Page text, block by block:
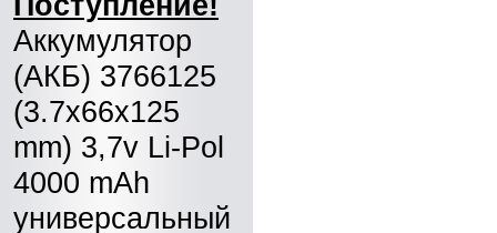
Аккумулятор
(АКБ) 3766125
(3.7x66x125
mm) 3,7v Li-Pol
4000 mAh
универсальный